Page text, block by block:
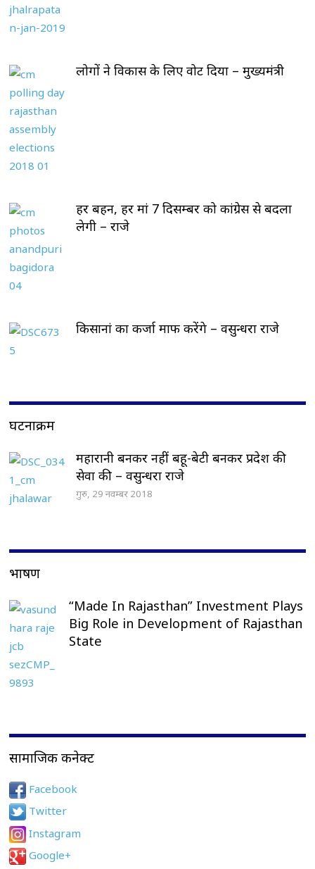
लोगों ने विकास के लिए वोट दिया – मुख्यमंत्री
हर बहन, हर मां 7 दिसम्बर को कांग्रेस से बदला
लेगी – राजे
किसानां का कर्जा माफ करेंगे – वसुन्धरा राजे
घटनाक्रम
महारानी बनकर नहीं बहू-बेटी बनकर प्रदेश की
सेवा की – वसुन्धरा राजे
गुरु, 29 नवम्बर 2018
भाषण
“Made In Rajasthan” Investment Plays
Big Role in Development of Rajasthan
State
सामाजिक कनेक्ट
Facebook
Twitter
Instagram
Google+